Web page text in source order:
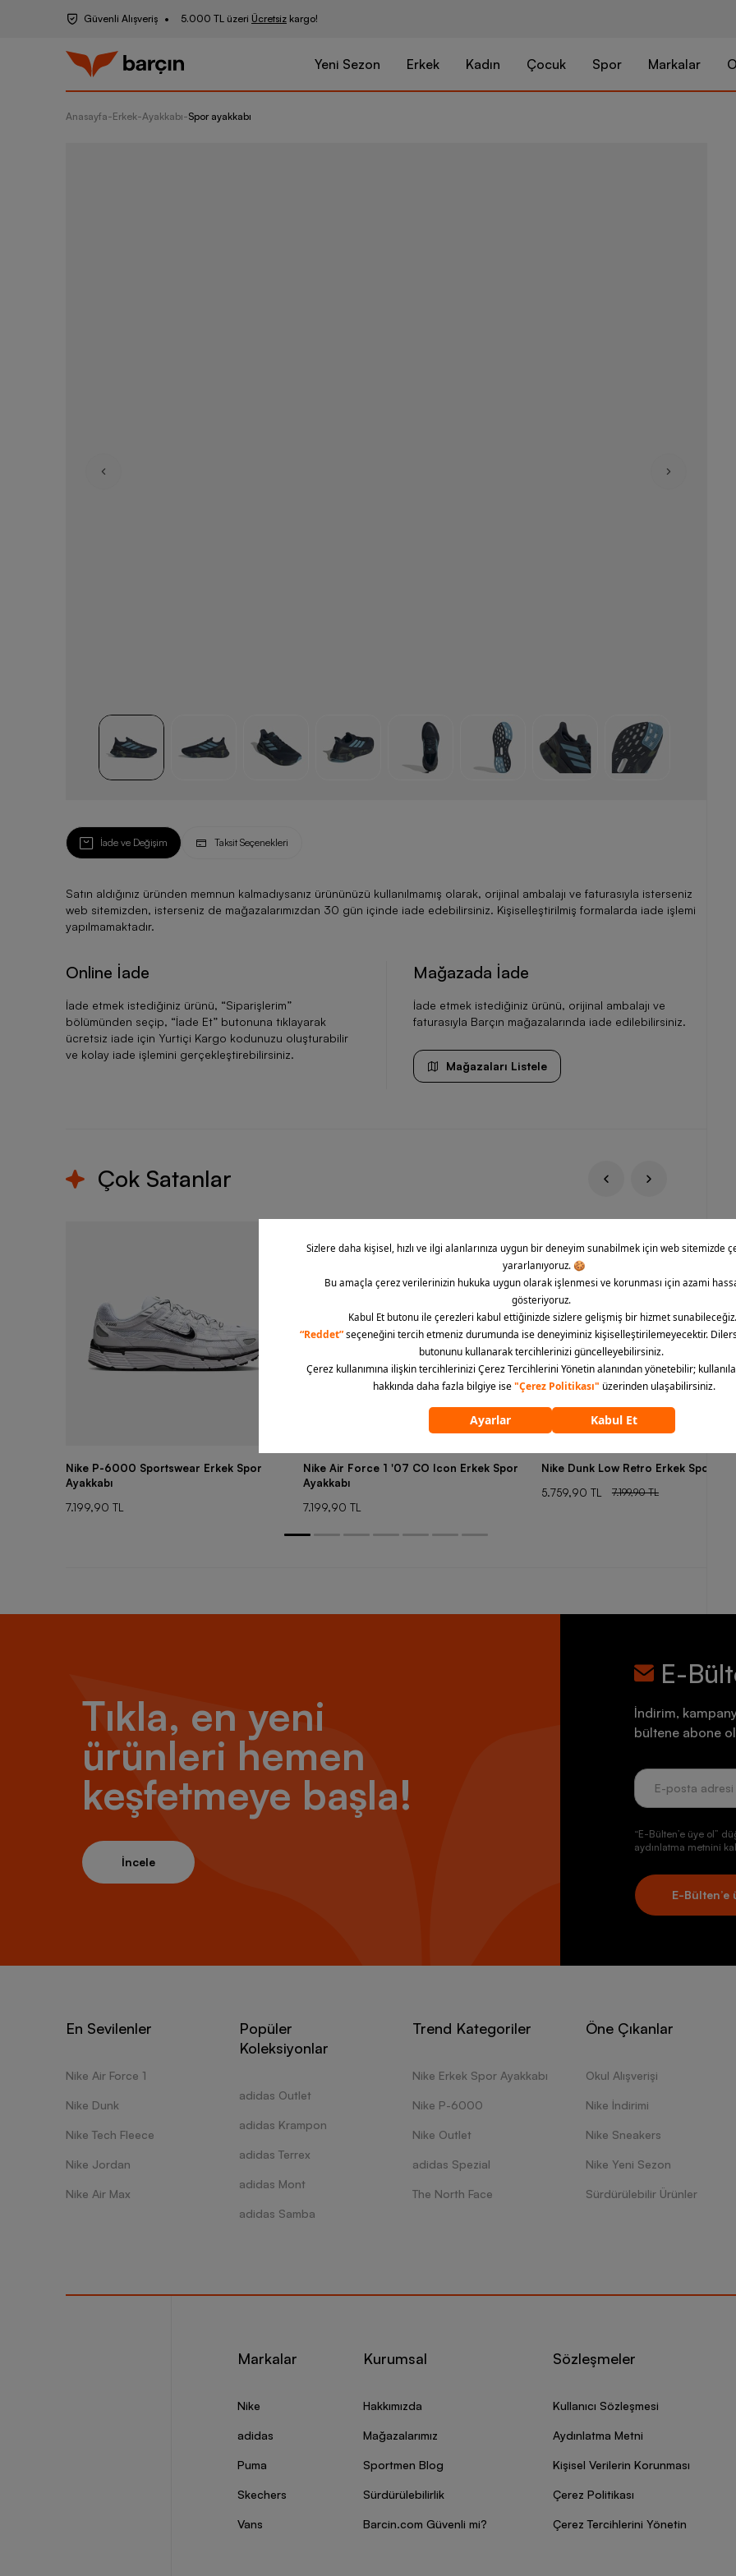
Güvenli Alışveriş 5.000 TL üzeri Ücretsiz kargo!
Yeni Sezon Erkek Kadın Çocuk Spor Markalar
Anasayfa-Erkek-Ayakkabı-Spor ayakkabı
adidas
İade ve Değişim Taksit Seçenekleri
Satın aldığınız üründen memnun kalmadıysanız ürününüzü kullanılmamış olarak, orijinal ambalajı ve faturasıyla isterseniz
web sitemizden, isterseniz de mağazalarımızdan 30 gün içinde iade edebilirsiniz. Kişiselleştirilmiş formalarda iade işlemi
yapılmamaktadır.
Online İade
İade etmek istediğiniz ürünü, “Siparişlerim”
bölümünden seçip, “İade Et” butonuna tıklayarak
ücretsiz iade için Yurtiçi Kargo kodunuzu oluşturabilir
ve kolay iade işlemini gerçekleştirebilirsiniz.
Mağazada İade
İade etmek istediğiniz ürünü, orijinal ambalajı ve
faturasıyla Barçın mağazalarında iade edilebilirsiniz.
Mağazaları Listele
Çok Satanlar
Nike P-6000 Sportswear Erkek Spor
Ayakkabı
7.199,90 TL
Nike Air Force 1 '07 CO Icon Erkek Spor
Ayakkabı
7.199,90 TL
Nike Dunk Low Retro Erkek Spor
5.759,90 TL
7.199,90 TL
Tıkla, en yeni
ürünleri hemen
keşfetmeye başla!
İncele
E-
İndirim,
bültene abone
“E-Bülten’e üye ol”
aydınlatma metnini
E-Bülten’e
En Sevilenler
Nike Air Force 1
Nike Dunk
Nike Tech Fleece
Nike Jordan
Nike Air Max
Popüler
Koleksiyonlar
adidas Outlet
adidas Krampon
adidas Terrex
adidas Mont
adidas Samba
Trend Kategoriler
Nike Erkek Spor Ayakkabı
Nike P-6000
Nike Outlet
adidas Spezial
The North Face
Öne Çıkanlar
Okul Alışverişi
Nike İndirimi
Nike Sneakers
Nike Yeni Sezon
Sürdürülebilir Ürünler
Markalar
Nike
adidas
Puma
Skechers
Vans
Kurumsal
Hakkımızda
Mağazalarımız
Sportmen Blog
Sürdürülebilirlik
Barcin.com Güvenli mi?
Sözleşmeler
Kullanıcı Sözleşmesi
Aydınlatma Metni
Kişisel Verilerin Korunması
Çerez Politikası
Çerez Tercihlerini Yönetin